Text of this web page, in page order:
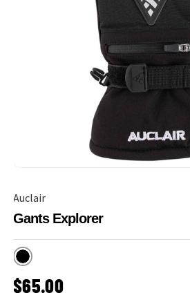
Auclair
Gants Explorer
Noir
PRIX HABITUEL
$65.00